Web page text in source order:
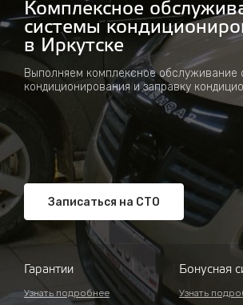
Комплексное
системы
в Иркутске
Выполняем комплексное обслуживание
кондиционирования и заправку
Записаться на СТО
Гарантии
Узнать подробнее
Бонусная
Узнать